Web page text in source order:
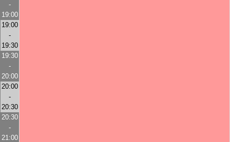
-
19:00
19:00
-
19:30
19:30
-
20:00
20:00
-
20:30
20:30
-
21:00